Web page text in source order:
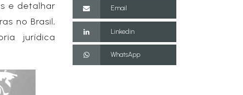
e detalhar
no Brasil,
jurídica
Email
Linkedin
WhatsApp